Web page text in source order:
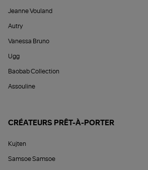
Jeanne Vouland
Autry
Vanessa Bruno
Ugg
Baobab Collection
Assouline
CRÉATEURS PRÊT-À-PORTER
Kujten
Samsoe Samsoe